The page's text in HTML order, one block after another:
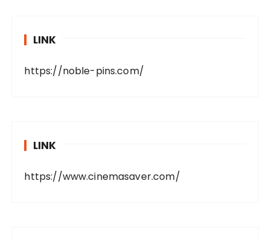
LINK
https://noble-pins.com/
LINK
https://www.cinemasaver.com/